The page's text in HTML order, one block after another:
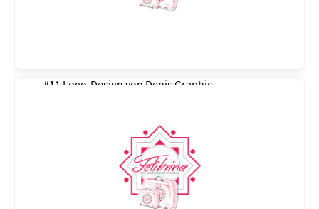
#11 Logo-Design von Denis Graphic